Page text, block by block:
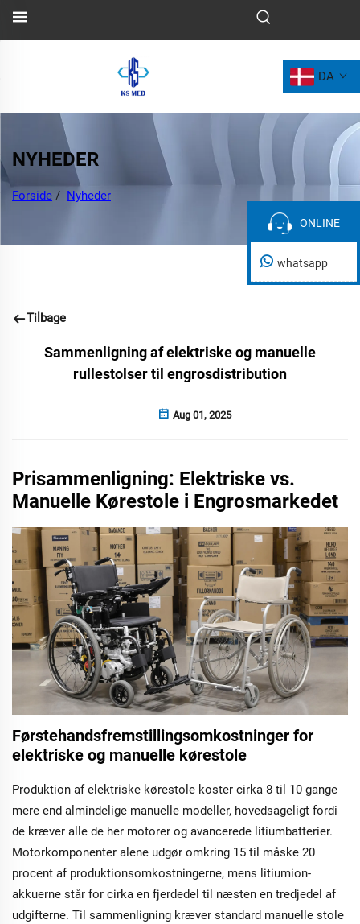
DA
NYHEDER
Forside / Nyheder
Tilbage
Sammenligning af elektriske og manuelle
rullestolser til engrosdistribution
Aug 01, 2025
Prisammenligning: Elektriske vs.
Manuelle Kørestole i Engrosmarkedet
Førstehandsfremstillingsomkostninger for
elektriske og manuelle kørestole
Produktion af elektriske kørestole koster cirka 8 til 10 gange
mere end almindelige manuelle modeller, hovedsageligt fordi
de kræver alle de her motorer og avancerede litiumbatterier.
Motorkomponenter alene udgør omkring 15 til måske 20
procent af produktionsomkostningerne, mens litiumion-
akkuerne står for cirka en fjerdedel til næsten en tredjedel af
udgifterne. Til sammenligning kræver standard manuelle stole
ONLINE
ONLINE
whatsapp